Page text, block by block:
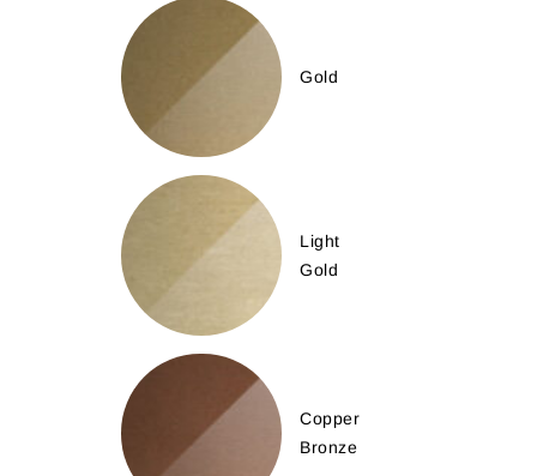
Gold
Light
Gold
Copper
Bronze